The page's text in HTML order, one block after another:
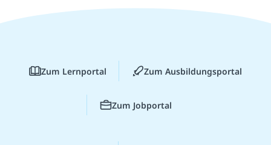
Zum Lernportal Zum Ausbildungsportal
Zum Jobportal